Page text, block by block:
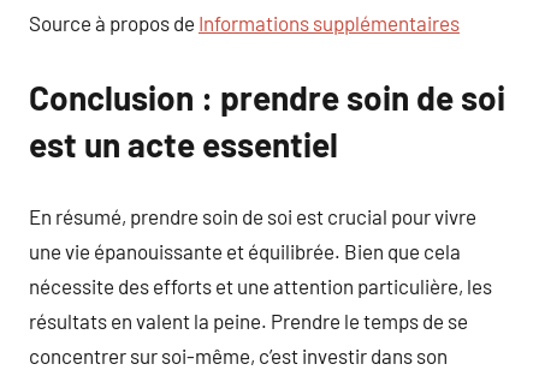
Source à propos de Informations supplémentaires
Conclusion : prendre soin de soi
est un acte essentiel
En résumé, prendre soin de soi est crucial pour vivre
une vie épanouissante et équilibrée. Bien que cela
nécessite des efforts et une attention particulière, les
résultats en valent la peine. Prendre le temps de se
concentrer sur soi-même, c’est investir dans son